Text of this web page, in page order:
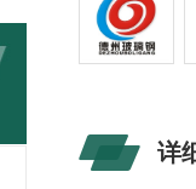
详